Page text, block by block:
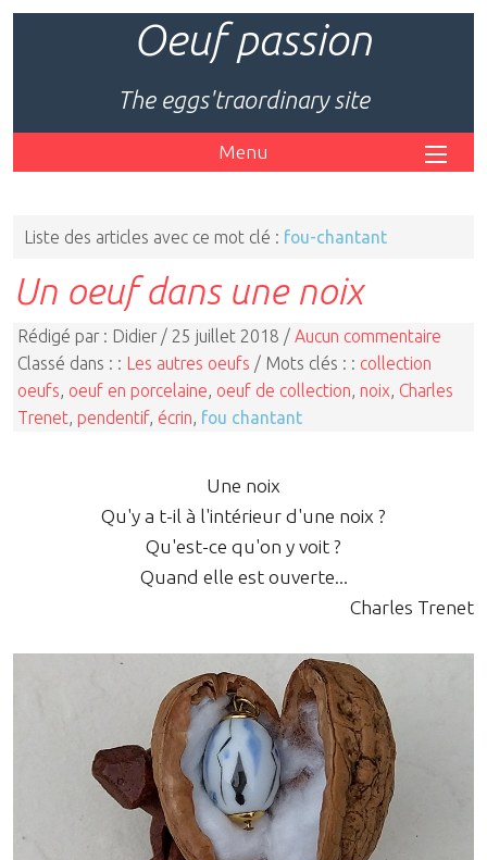
Oeuf passion
The eggs'traordinary site
Menu
Liste des articles avec ce mot clé : fou-chantant
Un oeuf dans une noix
Rédigé par : Didier / 25 juillet 2018 / Aucun commentaire
Classé dans : : Les autres oeufs / Mots clés : : collection
oeufs oeuf en porcelaine oeuf de collection noix Charles
Trenet pendentif, écrin fou chantant
Une noix
Qu'y a t-il à l'intérieur d'une noix ?
Qu'est-ce qu'on y voit ?
Quand elle est ouverte...
Charles Trenet